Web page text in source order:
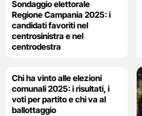
Sondaggio elettorale
Regione Campania 2025: i
candidati favoriti nel
centrosinistra e nel
centrodestra
Chi ha vinto alle elezioni
comunali 2025: i risultati, i
voti per partito e chi va al
ballottaggio